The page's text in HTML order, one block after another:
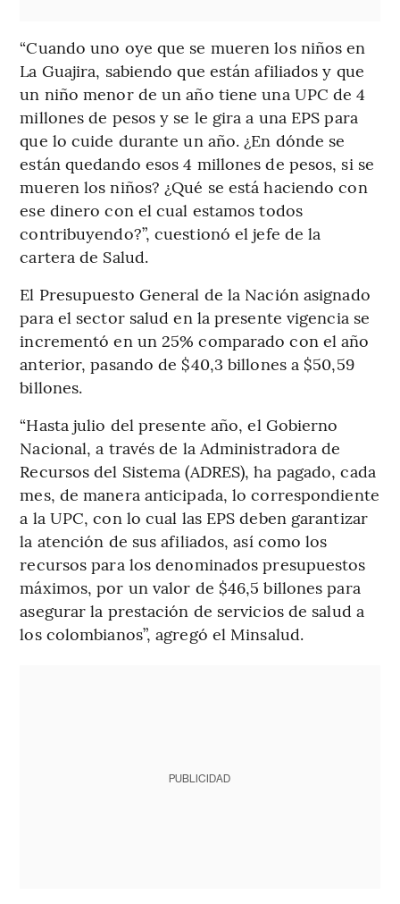
“Cuando uno oye que se mueren los niños en
La Guajira, sabiendo que están afiliados y que
un niño menor de un año tiene una UPC de 4
millones de pesos y se le gira a una EPS para
que lo cuide durante un año. ¿En dónde se
están quedando esos 4 millones de pesos, si se
mueren los niños? ¿Qué se está haciendo con
ese dinero con el cual estamos todos
contribuyendo?”, cuestionó el jefe de la
cartera de Salud.
El Presupuesto General de la Nación asignado
para el sector salud en la presente vigencia se
incrementó en un 25% comparado con el año
anterior, pasando de $40,3 billones a $50,59
billones.
“Hasta julio del presente año, el Gobierno
Nacional, a través de la Administradora de
Recursos del Sistema (ADRES), ha pagado, cada
mes, de manera anticipada, lo correspondiente
a la UPC, con lo cual las EPS deben garantizar
la atención de sus afiliados, así como los
recursos para los denominados presupuestos
máximos, por un valor de $46,5 billones para
asegurar la prestación de servicios de salud a
los colombianos”, agregó el Minsalud.
PUBLICIDAD